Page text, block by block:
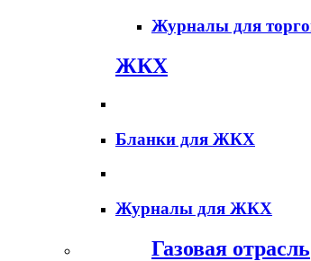
Журналы для
ЖКХ
Бланки для ЖКХ
Журналы для ЖКХ
Газовая отрасль